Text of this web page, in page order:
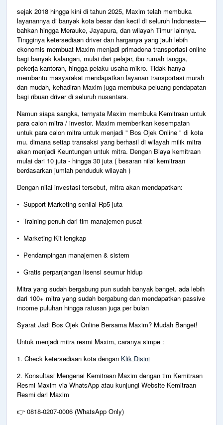
sejak 2018 hingga kini di tahun 2025, Maxim telah membuka
layanannya di banyak kota besar dan kecil di seluruh Indonesia—
bahkan hingga Merauke, Jayapura, dan wilayah Timur lainnya.
Tingginya ketersediaan driver dan harganya yang jauh lebih
ekonomis membuat Maxim menjadi primadona transportasi online
bagi banyak kalangan, mulai dari pelajar, ibu rumah tangga,
pekerja kantoran, hingga pelaku usaha mikro. Tidak hanya
membantu masyarakat mendapatkan layanan transportasi murah
dan mudah, kehadiran Maxim juga membuka peluang pendapatan
bagi ribuan driver di seluruh nusantara.
Namun siapa sangka, ternyata Maxim membuka Kemitraan untuk
para calon mitra / investor. Maxim memberikan kesempatan
untuk para calon mitra untuk menjadi " Bos Ojek Online " di kota
mu. dimana setiap transaksi yang berhasil di wilayah milik mitra
akan menjadi Keuntungan untuk mitra. Dengan Biaya kemitraan
mulai dari 10 juta - hingga 30 juta ( besaran nilai kemitraan
berdasarkan jumlah penduduk wilayah )
Dengan nilai investasi tersebut, mitra akan mendapatkan:
•⁠ ⁠Support Marketing senilai Rp5 juta
•⁠ ⁠Training penuh dari tim manajemen pusat
•⁠ ⁠Marketing Kit lengkap
•⁠ ⁠Pendampingan manajemen & sistem
•⁠ ⁠Gratis perpanjangan lisensi seumur hidup
Mitra yang sudah bergabung pun sudah banyak banget. ada lebih
dari 100+ mitra yang sudah bergabung dan mendapatkan passive
income puluhan hingga ratusan juga per bulan
Syarat Jadi Bos Ojek Online Bersama Maxim? Mudah Banget!
Untuk menjadi mitra resmi Maxim, caranya simpe :
1.⁠ ⁠Check ketersediaan kota dengan Klik Disini
2.⁠ ⁠Konsultasi Mengenai Kemitraan Maxim dengan tim Kemitraan
Resmi Maxim via WhatsApp atau kunjungi Website Kemitraan
Resmi dari Maxim
👉 0818-0207-0006 (WhatsApp Only)